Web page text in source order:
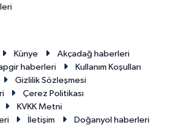
Künye
Akçadağ haberleri
haberleri
Kullanım Koşulları
Gizlilik Sözleşmesi
Çerez Politikası
KVKK Metni
İletişim
Doğanyol haberleri